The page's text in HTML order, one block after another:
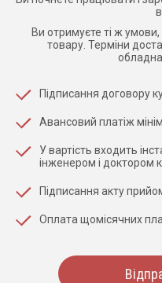
Ви отримуєте ті ж
товару. Терміни
Підписання договору
Авансовий платіж
У вартість входить
інженером і доктором
Підписання акту
Оплата щомісячних